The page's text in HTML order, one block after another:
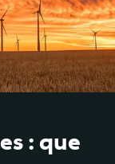
: que